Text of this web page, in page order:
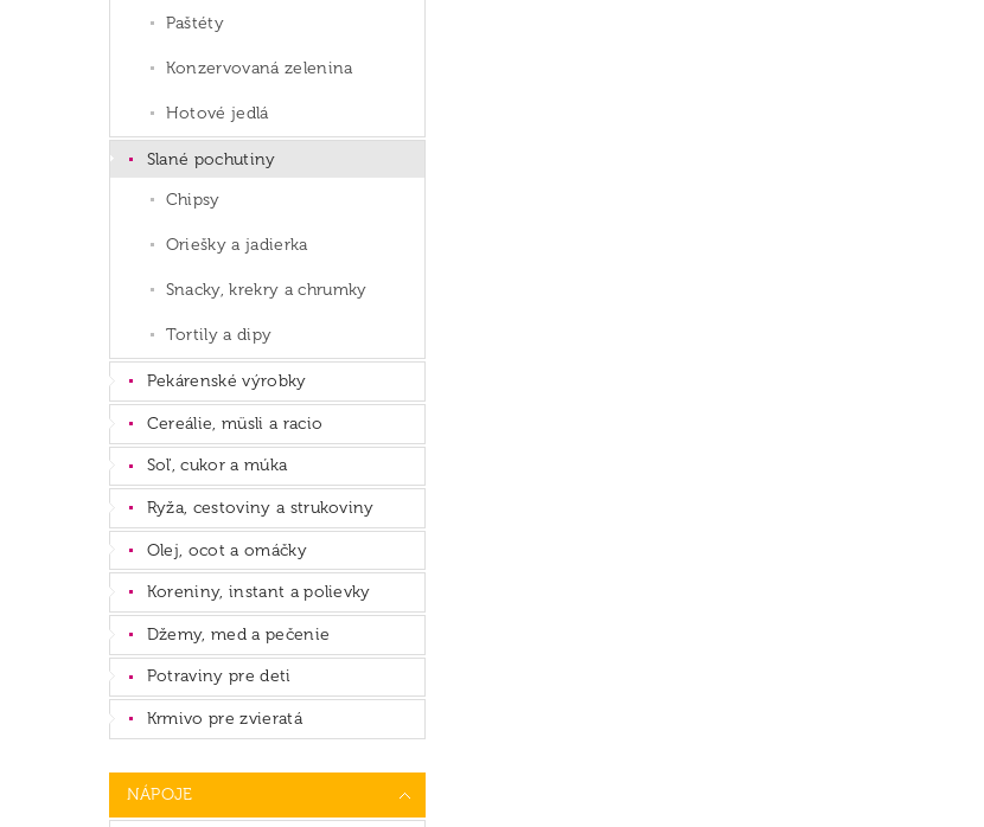
Paštéty
Konzervovaná zelenina
Hotové jedlá
Slané pochutiny
Chipsy
Oriešky a jadierka
Snacky, krekry a chrumky
Tortily a dipy
Pekárenské výrobky
Cereálie, müsli a racio
Soľ, cukor a múka
Ryža, cestoviny a strukoviny
Olej, ocot a omáčky
Koreniny, instant a polievky
Džemy, med a pečenie
Potraviny pre deti
Krmivo pre zvieratá
NÁPOJE